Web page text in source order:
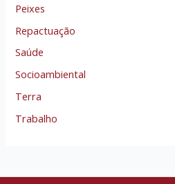
Peixes
Repactuação
Saúde
Socioambiental
Terra
Trabalho